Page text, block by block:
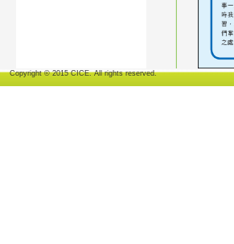
Copyright © 2015 CICE. All rights reserved.